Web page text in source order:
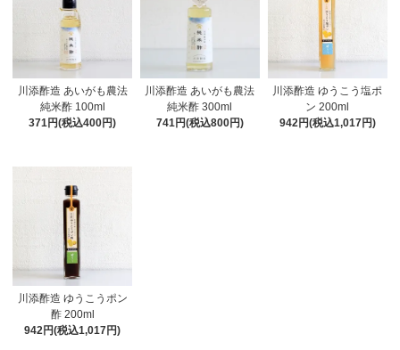
川添酢造 あいがも農法
純米酢 100ml
371円(税込400円)
川添酢造 あいがも農法
純米酢 300ml
741円(税込800円)
川添酢造 ゆうこう塩ポ
ン 200ml
942円(税込1,017円)
川添酢造 ゆうこうポン
酢 200ml
942円(税込1,017円)